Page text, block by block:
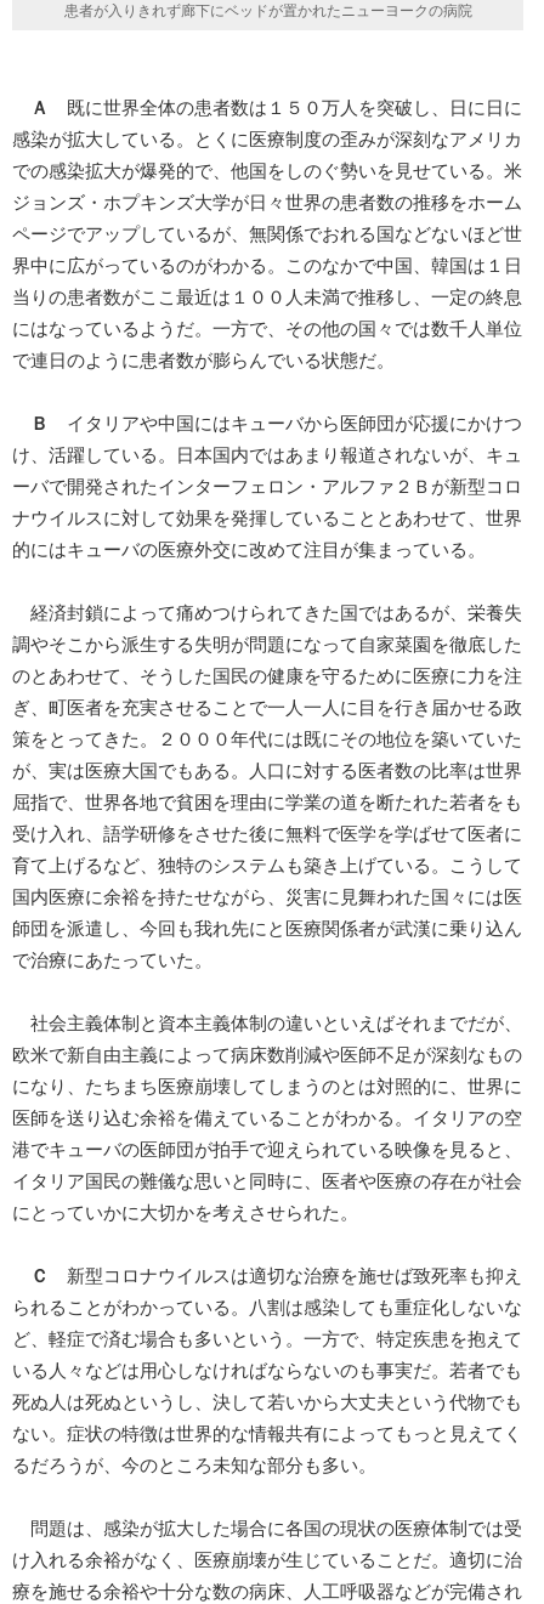
患者が入りきれず廊下にベッドが置かれたニューヨークの病院
Ａ
既に世界全体の患者数は１５０万人を突破し、日に日に
感染が拡大している。とくに医療制度の歪みが深刻なアメリカ
での感染拡大が爆発的で、他国をしのぐ勢いを見せている。米
ジョンズ・ホプキンズ大学が日々世界の患者数の推移をホーム
ページでアップしているが、無関係でおれる国などないほど世
界中に広がっているのがわかる。このなかで中国、韓国は１日
当りの患者数がここ最近は１００人未満で推移し、一定の終息
にはなっているようだ。一方で、その他の国々では数千人単位
で連日のように患者数が膨らんでいる状態だ。
Ｂ
イタリアや中国にはキューバから医師団が応援にかけつ
け、活躍している。日本国内ではあまり報道されないが、キュ
ーバで開発されたインターフェロン・アルファ２Ｂが新型コロ
ナウイルスに対して効果を発揮していることとあわせて、世界
的にはキューバの医療外交に改めて注目が集まっている。
経済封鎖によって痛めつけられてきた国ではあるが、栄養失
調やそこから派生する失明が問題になって自家菜園を徹底した
のとあわせて、そうした国民の健康を守るために医療に力を注
ぎ、町医者を充実させることで一人一人に目を行き届かせる政
策をとってきた。２０００年代には既にその地位を築いていた
が、実は医療大国でもある。人口に対する医者数の比率は世界
屈指で、世界各地で貧困を理由に学業の道を断たれた若者をも
受け入れ、語学研修をさせた後に無料で医学を学ばせて医者に
育て上げるなど、独特のシステムも築き上げている。こうして
国内医療に余裕を持たせながら、災害に見舞われた国々には医
師団を派遣し、今回も我れ先にと医療関係者が武漢に乗り込ん
で治療にあたっていた。
社会主義体制と資本主義体制の違いといえばそれまでだが、
欧米で新自由主義によって病床数削減や医師不足が深刻なもの
になり、たちまち医療崩壊してしまうのとは対照的に、世界に
医師を送り込む余裕を備えていることがわかる。イタリアの空
港でキューバの医師団が拍手で迎えられている映像を見ると、
イタリア国民の難儀な思いと同時に、医者や医療の存在が社会
にとっていかに大切かを考えさせられた。
Ｃ 新型コロナウイルスは適切な治療を施せば致死率も抑え
られることがわかっている。八割は感染しても重症化しないな
ど、軽症で済む場合も多いという。一方で、特定疾患を抱えて
いる人々などは用心しなければならないのも事実だ。若者でも
死ぬ人は死ぬというし、決して若いから大丈夫という代物でも
ない。症状の特徴は世界的な情報共有によってもっと見えてく
るだろうが、今のところ未知な部分も多い。
問題は、感染が拡大した場合に各国の現状の医療体制では受
け入れる余裕がなく、医療崩壊が生じていることだ。適切に治
療を施せる余裕や十分な数の病床、人工呼吸器などが完備され